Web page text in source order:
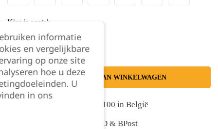
Kies je aantal:
TOEVOEGEN AAN WINKELWAGEN
Gratis levering vanaf €100 in België
Snelle levering met DPD & BPost
informatie
en vergelijkbare
op onze site
hoe u deze
U
in ons